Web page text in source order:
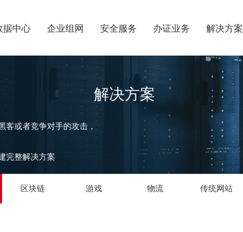
据中心 企业组网 安全服务 办证业务 解决方案
解决方案
客或者竞争对手的攻击，
完整解决方案
区块链 游戏 物流 传统网站